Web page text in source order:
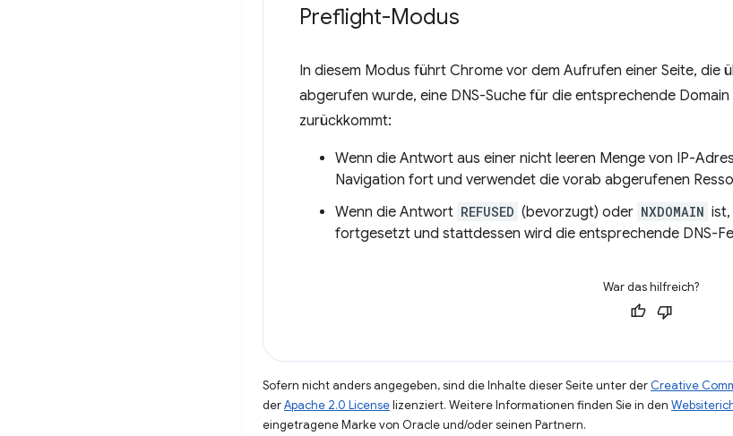
Preflight-Modus
In diesem Modus führt Chrome vor dem Aufrufen einer Seite,
abgerufen wurde, eine DNS-Suche für die entsprechende
zurückkommt:
Wenn die Antwort aus einer nicht leeren Menge von IP-
Navigation fort und verwendet die vorab abgerufenen
Wenn die Antwort REFUSED (bevorzugt) oder NXDOMAIN
fortgesetzt und stattdessen wird die entsprechende DNS-
War das hilfreich?
Sofern nicht anders angegeben, sind die Inhalte dieser Seite unter der Creative
derApache 2.0 Licenselizenziert. Weitere Informationen finden Sie in den
eingetragene Marke von Oracle und/oder seinen Partnern.